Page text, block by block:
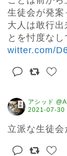
生徒会が発案
大人は敢行
とを忖度な
witter.com/
アシッド
2021-07-30
立派な生徒会